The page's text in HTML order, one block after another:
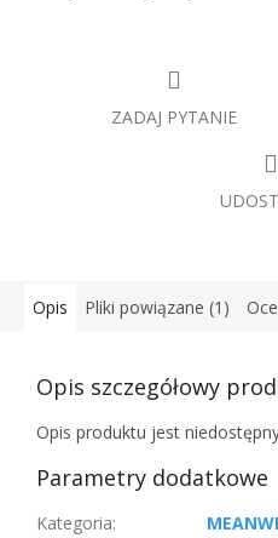
ZADAJ PYTANIE
Opis Pliki powiązane (1)
Opis szczegółowy
Opis produktu jest
Parametry dodatkowe
Kategoria: